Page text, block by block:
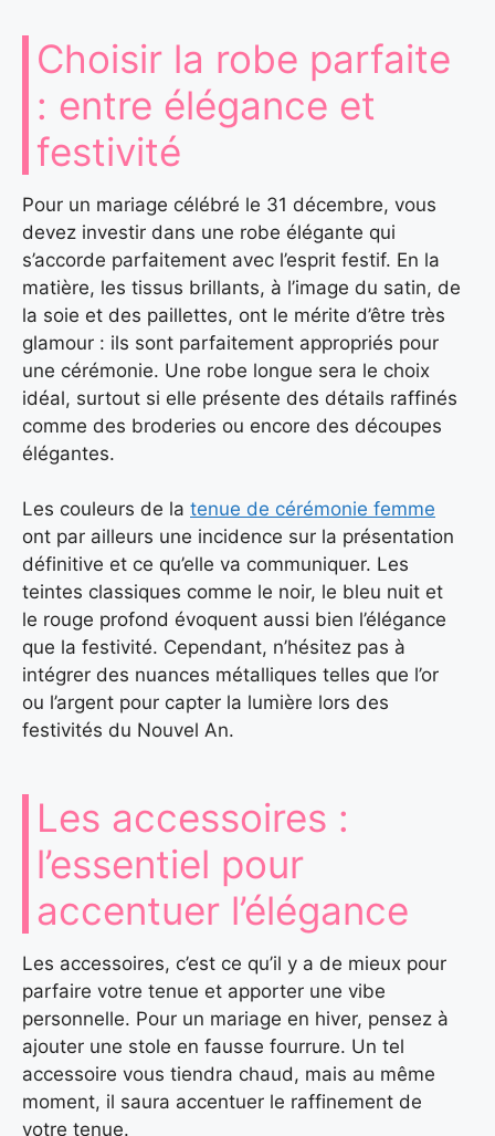
Choisir la robe parfaite
: entre élégance et
festivité
Pour un mariage célébré le 31 décembre, vous
devez investir dans une robe élégante qui
s’accorde parfaitement avec l’esprit festif. En la
matière, les tissus brillants, à l’image du satin, de
la soie et des paillettes, ont le mérite d’être très
glamour : ils sont parfaitement appropriés pour
une cérémonie. Une robe longue sera le choix
idéal, surtout si elle présente des détails raffinés
comme des broderies ou encore des découpes
élégantes.
Les couleurs de la tenue de cérémonie femme
ont par ailleurs une incidence sur la présentation
définitive et ce qu’elle va communiquer. Les
teintes classiques comme le noir, le bleu nuit et
le rouge profond évoquent aussi bien l’élégance
que la festivité. Cependant, n’hésitez pas à
intégrer des nuances métalliques telles que l’or
ou l’argent pour capter la lumière lors des
festivités du Nouvel An.
Les accessoires :
l’essentiel pour
accentuer l’élégance
Les accessoires, c’est ce qu’il y a de mieux pour
parfaire votre tenue et apporter une vibe
personnelle. Pour un mariage en hiver, pensez à
ajouter une stole en fausse fourrure. Un tel
accessoire vous tiendra chaud, mais au même
moment, il saura accentuer le raffinement de
votre tenue.